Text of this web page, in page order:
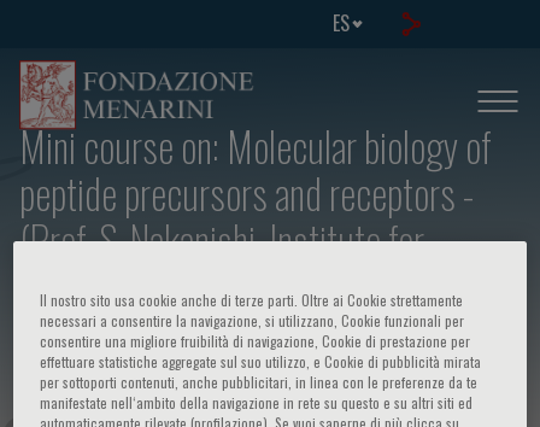
ES
Mini course on: Molecular biology of
peptide precursors and receptors -
(Prof. S. Nakanishi, Institute for
Immunology, Kyoto University, Faculty
of Medicine, Yoshida, Sakyo-ku, Kyoto,
Japan)
Il nostro sito usa cookie anche di terze parti. Oltre ai Cookie strettamente
necessari a consentire la navigazione, si utilizzano, Cookie funzionali per
consentire una migliore fruibilità di navigazione, Cookie di prestazione per
effettuare statistiche aggregate sul suo utilizzo, e Cookie di pubblicità mirata
per sottoporti contenuti, anche pubblicitari, in linea con le preferenze da te
manifestate nell‘ambito della navigazione in rete su questo e su altri siti ed